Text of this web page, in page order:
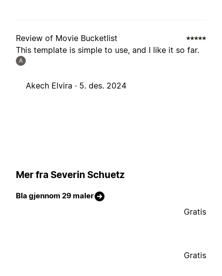
Review of Movie Bucketlist
This template is simple to use, and I like it so far.
A
Akech Elvira · 5. des. 2024
Mer fra Severin Schuetz
Bla gjennom 29 maler
Gratis
Gratis